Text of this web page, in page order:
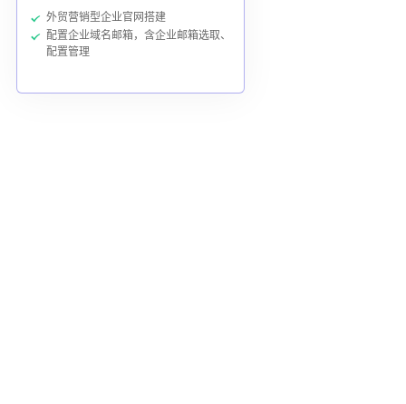
外贸营销型企业官网搭建
配置企业域名邮箱，含企业邮箱选取、
配置管理